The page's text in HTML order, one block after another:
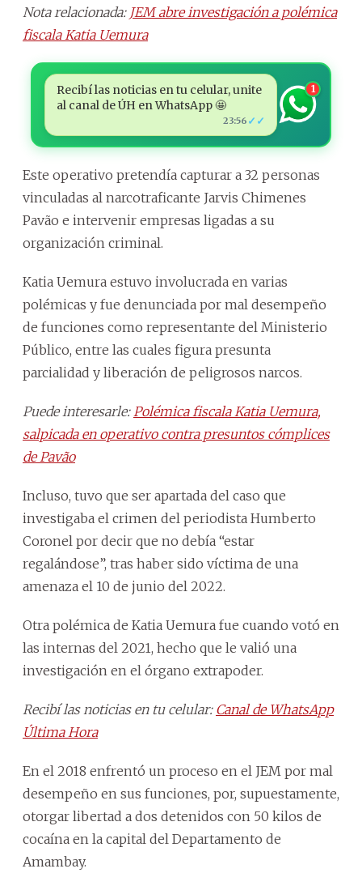
Nota relacionada: JEM abre investigación a polémica
fiscala Katia Uemura
Recibí las noticias en tu celular, unite
al canal de ÚH en WhatsApp 🤩
23:56 ✓✓
1
Este operativo pretendía capturar a 32 personas
vinculadas al narcotraficante Jarvis Chimenes
Pavão e intervenir empresas ligadas a su
organización criminal.
Katia Uemura estuvo involucrada en varias
polémicas y fue denunciada por mal desempeño
de funciones como representante del Ministerio
Público, entre las cuales figura presunta
parcialidad y liberación de peligrosos narcos.
Puede interesarle: Polémica fiscala Katia Uemura,
salpicada en operativo contra presuntos cómplices
de Pavão
Incluso, tuvo que ser apartada del caso que
investigaba el crimen del periodista Humberto
Coronel por decir que no debía “estar
regalándose”, tras haber sido víctima de una
amenaza el 10 de junio del 2022.
Otra polémica de Katia Uemura fue cuando votó en
las internas del 2021, hecho que le valió una
investigación en el órgano extrapoder.
Recibí las noticias en tu celular: Canal de WhatsApp
Última Hora
En el 2018 enfrentó un proceso en el JEM por mal
desempeño en sus funciones, por, supuestamente,
otorgar libertad a dos detenidos con 50 kilos de
cocaína en la capital del Departamento de
Amambay.